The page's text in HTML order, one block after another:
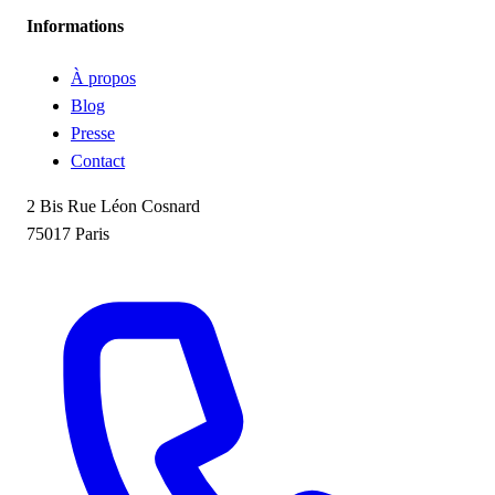
Informations
À propos
Blog
Presse
Contact
2 Bis Rue Léon Cosnard
75017 Paris